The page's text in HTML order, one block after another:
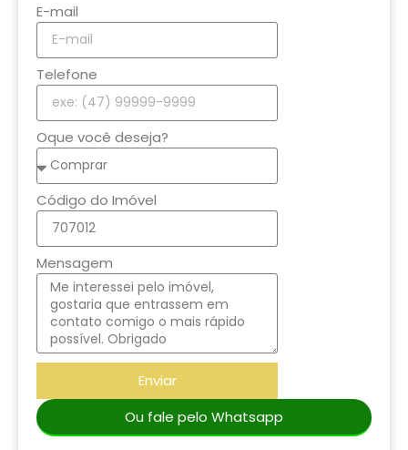
E-mail
Telefone
Oque você deseja?
Código do Imóvel
Mensagem
Enviar
Ou fale pelo Whatsapp